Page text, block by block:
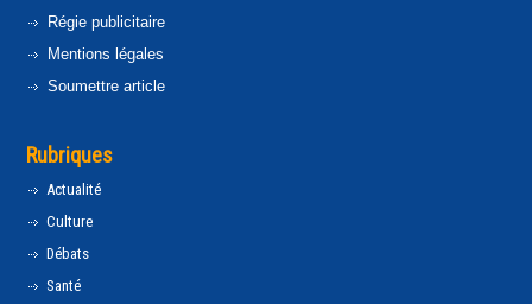
Régie publicitaire
Mentions légales
Soumettre article
Rubriques
Actualité
Culture
Débats
Santé